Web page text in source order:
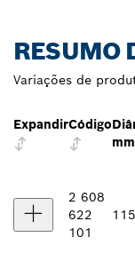
RESUMO
Variações de
ExpandirCódigo
mm
2 608
622
101
115